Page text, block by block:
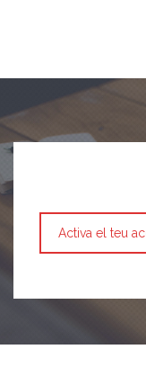
Activa el teu